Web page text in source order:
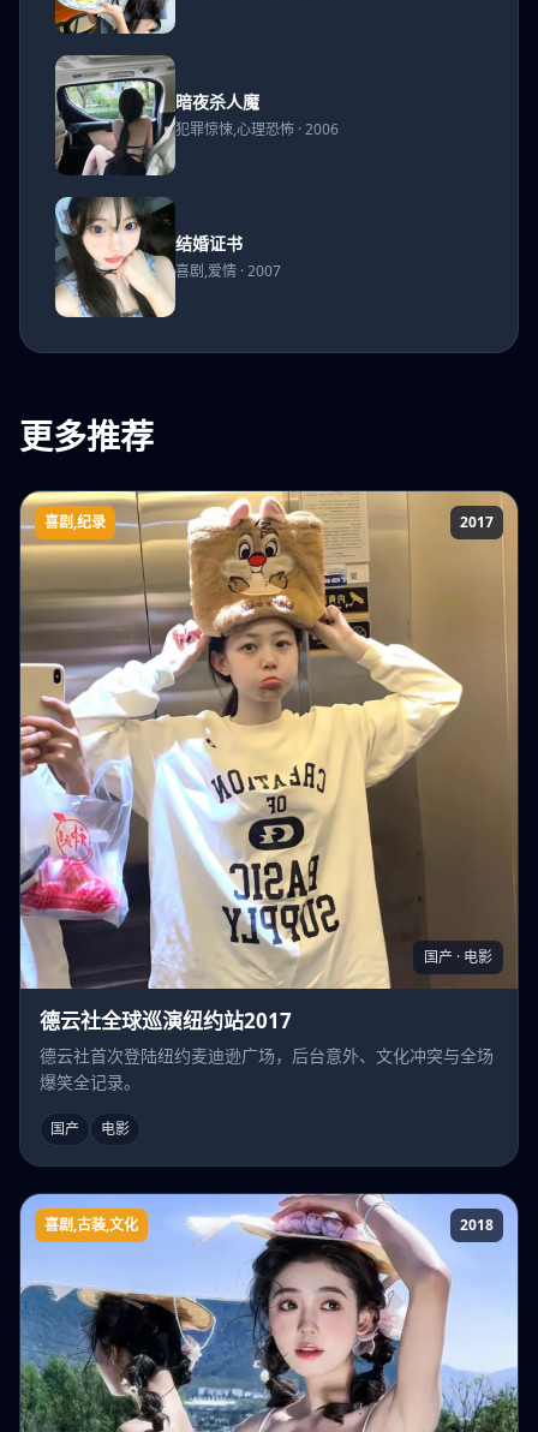
暗夜
杀人
魔
暗夜杀人魔
犯罪惊悚,心理恐怖 · 2006
结婚
证书
结婚证书
喜剧,爱情 · 2007
更多推荐
德云社全球巡演纽约站2017
喜剧,纪录 2017
国产 · 电影
德云社全球巡演纽约站2017
德云社首次登陆纽约麦迪逊广场，后台意外、文化冲突与全场
爆笑全记录。
国产 电影
啼笑书香
喜剧,古装,文化 2018